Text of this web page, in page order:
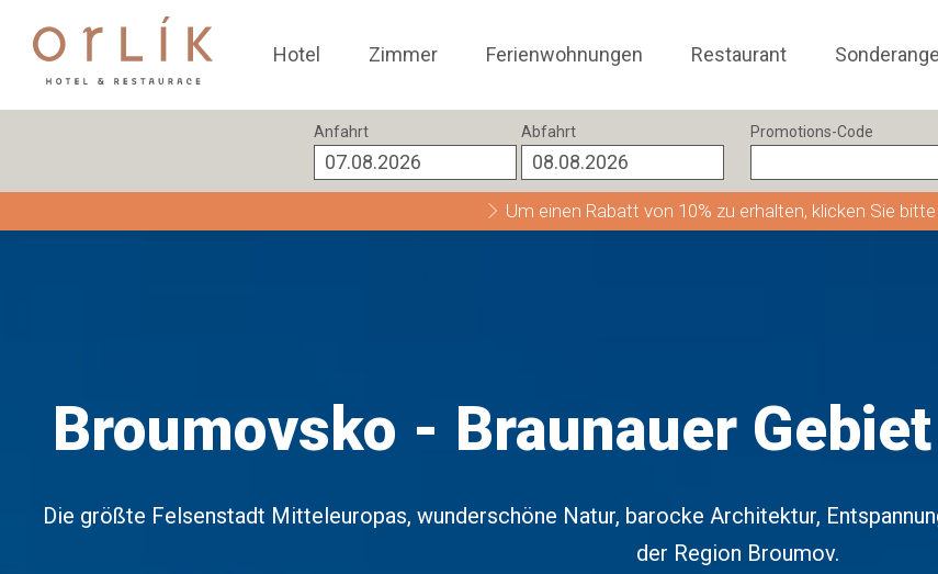
Hotel Zimmer Ferienwohnungen Restaurant
Anfahrt Abfahrt Promotions-Code
Um einen Rabatt von 10% zu erhalten, klicken Sie
Broumovsko - Braunauer
Die größte Felsenstadt Mitteleuropas, wunderschöne Natur, barocke Architektur,
der Region Broumov.